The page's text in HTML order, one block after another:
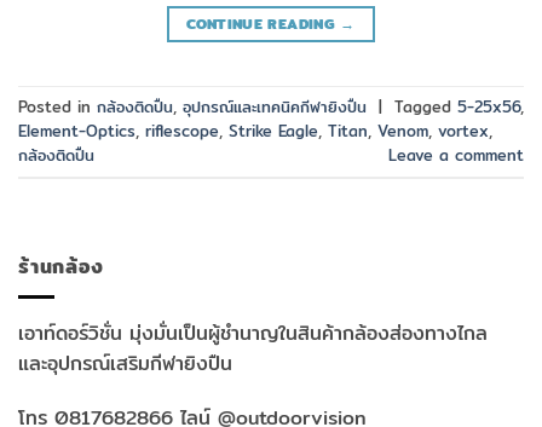
CONTINUE READING →
Posted in กล้องติดปืน, อุปกรณ์และเทคนิคกีฬายิงปืน | Tagged 5-25x56,
Element-Optics, riflescope, Strike Eagle, Titan, Venom, vortex,
กล้องติดปืน
Leave a comment
ร้านกล้อง
เอาท์ดอร์วิชั่น มุ่งมั่นเป็นผู้ชำนาญในสินค้ากล้องส่องทางไกล
และอุปกรณ์เสริมกีฬายิงปืน
โทร 0817682866 ไลน์ @outdoorvision